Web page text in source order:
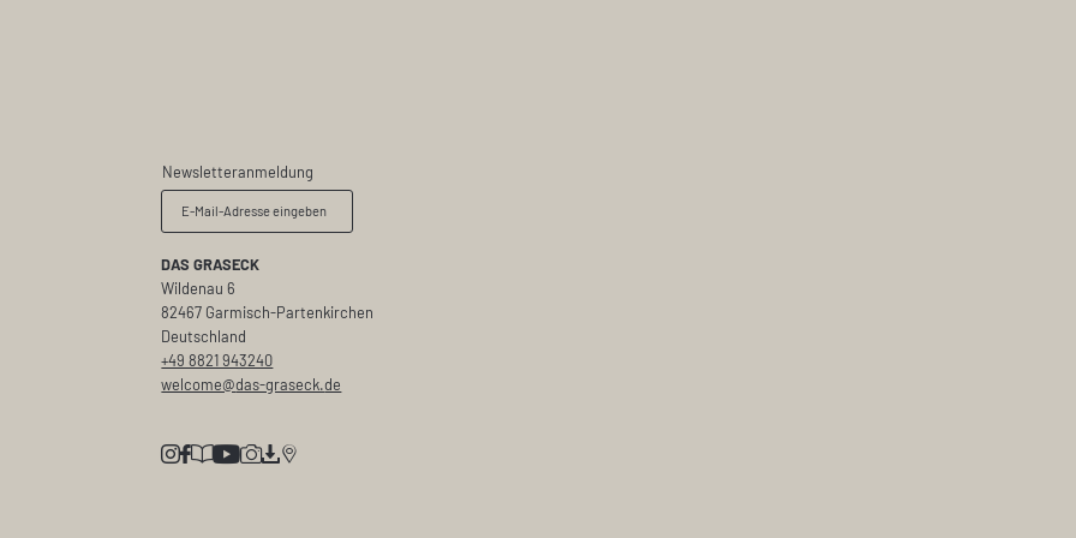
E-Mail-Adresse eingeben
Newsletteranmeldung
DAS GRASECK
Wildenau 6
82467 Garmisch-Partenkirchen
Deutschland
+49 8821 943240
welcome@das-graseck.de